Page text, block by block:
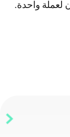
لعملة واحدة.